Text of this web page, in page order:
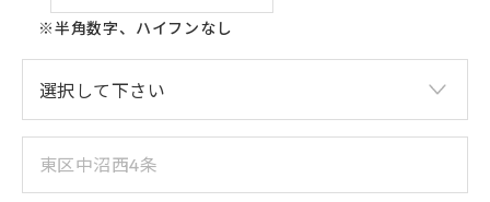
※半角数字、ハイフンなし
9 10 11 12
16 17 18 19 20 21
22
23
24 25 26 27 28
29
30
31